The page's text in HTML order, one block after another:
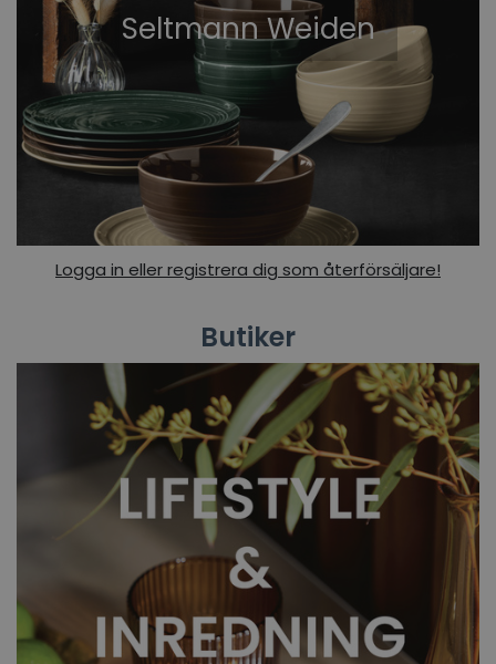
Seltmann Weiden
Logga in eller registrera dig som återförsäljare!
Butiker